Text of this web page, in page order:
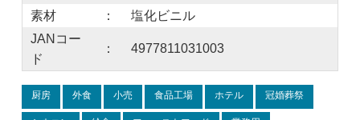
素材 ：
塩化ビニル
JANコー
ド
： 4977811031003
厨房 外食 小売 食品工場 ホテル 冠婚葬祭